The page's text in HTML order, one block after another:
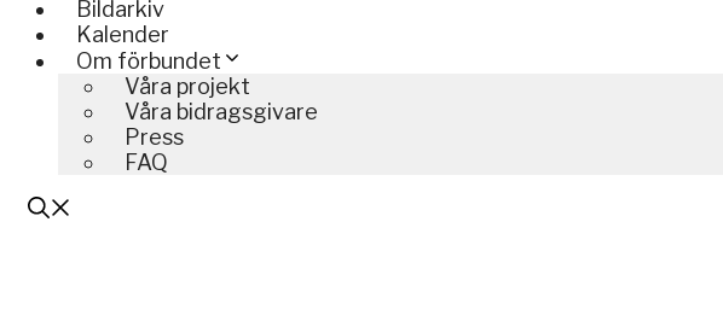
Bildarkiv
Kalender
Om förbundet
Våra projekt
Våra bidragsgivare
Press
FAQ